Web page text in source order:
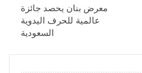
معرض بنان يحصد جائزة
عالمية للحرف اليدوية
السعودية